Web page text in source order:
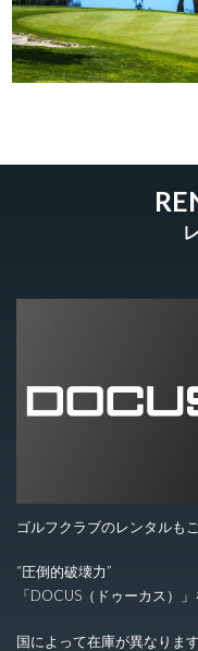
ゴルフクラブのレンタルも
“圧倒的破壊力”
「DOCUS（ドゥーカス）
国によって在庫が異なります